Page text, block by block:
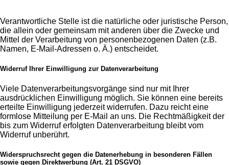
Verantwortliche Stelle ist die natürliche oder juristische Person,
die allein oder gemeinsam mit anderen über die Zwecke und
Mittel der Verarbeitung von personenbezogenen Daten (z.B.
Namen, E-Mail-Adressen o. Ä.) entscheidet.
Widerruf Ihrer Einwilligung zur Datenverarbeitung
Viele Datenverarbeitungsvorgänge sind nur mit Ihrer
ausdrücklichen Einwilligung möglich. Sie können eine bereits
erteilte Einwilligung jederzeit widerrufen. Dazu reicht eine
formlose Mitteilung per E-Mail an uns. Die Rechtmäßigkeit der
bis zum Widerruf erfolgten Datenverarbeitung bleibt vom
Widerruf unberührt.
Widerspruchsrecht gegen die Datenerhebung in besonderen Fällen
sowie gegen Direktwerbung (Art. 21 DSGVO)